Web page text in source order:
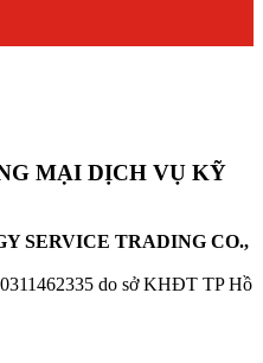
MẠI DỊCH VỤ KỸ
SERVICE TRADING CO.,
do sở KHĐT TP Hồ